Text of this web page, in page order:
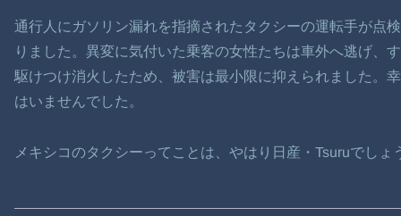
通行人にガソリン漏れを指摘されたタクシーの運転手が点
りました。異変に気付いた乗客の女性たちは車外へ逃げ、
駆けつけ消火したため、被害は最小限に抑えられました。
はいませんでした。
メキシコのタクシーってことは、やはり日産・Tsuruでしょ